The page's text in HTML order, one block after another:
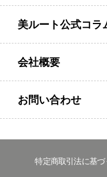
美ルート公式コラ
会社概要
お問い合わせ
特定商取引法に基づ